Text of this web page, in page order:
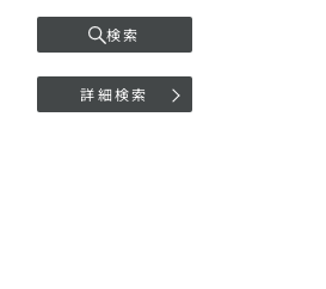
検索
詳細検索